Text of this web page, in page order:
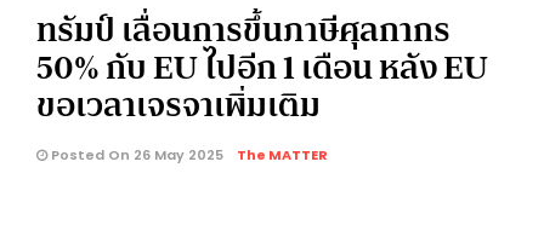
ทรัมป์ เลื่อนการขึ้นภาษีศุลกากร
50% กับ EU ไปอีก 1 เดือน หลัง EU
ขอเวลาเจรจาเพิ่มเติม
Posted On 26 May 2025 The MATTER